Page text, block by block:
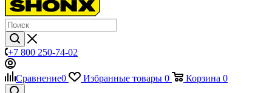
+7 800 250-74-02
Сравнение0 Избранные товары 0 Корзина 0